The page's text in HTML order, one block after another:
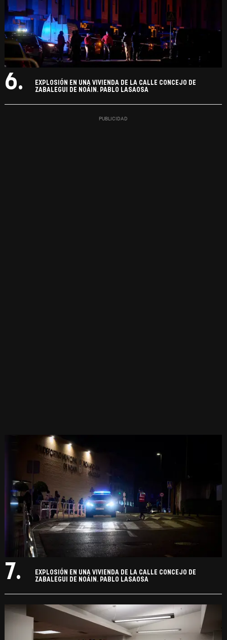
6.
EXPLOSIÓN EN UNA VIVIENDA DE LA CALLE CONCEJO DE
ZABALEGUI DE NOÁIN. PABLO LASAOSA
7.
EXPLOSIÓN EN UNA VIVIENDA DE LA CALLE CONCEJO DE
ZABALEGUI DE NOÁIN. PABLO LASAOSA